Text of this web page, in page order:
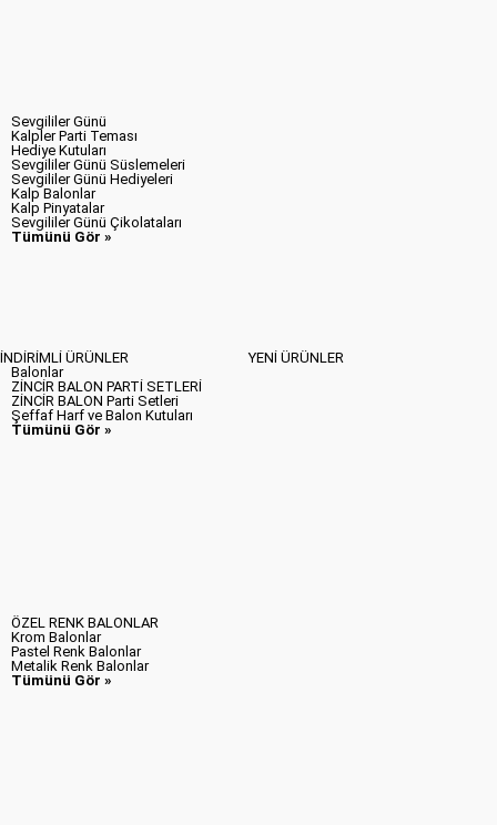
Sevgililer Günü
Kalpler Parti Teması
Hediye Kutuları
Sevgililer Günü Süslemeleri
Sevgililer Günü Hediyeleri
Kalp Balonlar
Kalp Pinyatalar
Sevgililer Günü Çikolataları
Tümünü Gör »
İNDİRİMLİ ÜRÜNLER
YENİ ÜRÜNLER
Balonlar
ZİNCİR BALON PARTİ SETLERİ
ZİNCİR BALON Parti Setleri
Şeffaf Harf ve Balon Kutuları
Tümünü Gör »
ÖZEL RENK BALONLAR
Krom Balonlar
Pastel Renk Balonlar
Metalik Renk Balonlar
Tümünü Gör »